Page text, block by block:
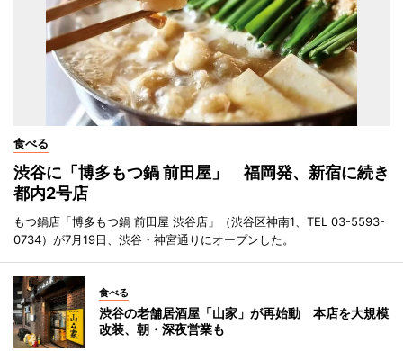
食べる
渋谷に「博多もつ鍋 前田屋」 福岡発、新宿に続き
都内2号店
もつ鍋店「博多もつ鍋 前田屋 渋谷店」（渋谷区神南1、TEL 03-5593-
0734）が7月19日、渋谷・神宮通りにオープンした。
食べる
渋谷の老舗居酒屋「山家」が再始動 本店を大規模
改装、朝・深夜営業も